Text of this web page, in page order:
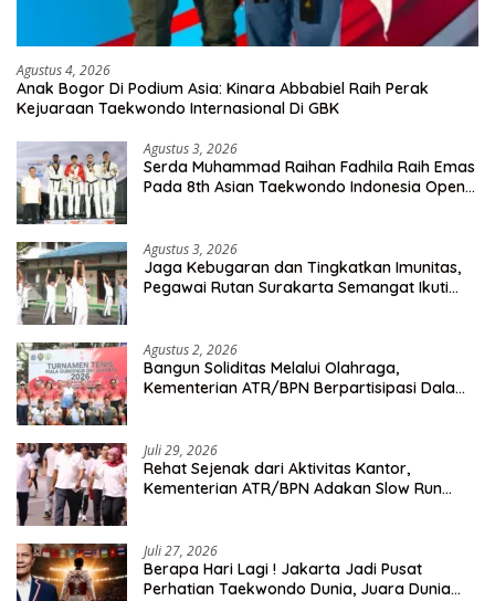
Agustus 4, 2026
Anak Bogor Di Podium Asia: Kinara Abbabiel Raih Perak
Kejuaraan Taekwondo Internasional Di GBK
Agustus 3, 2026
Serda Muhammad Raihan Fadhila Raih Emas
Pada 8th Asian Taekwondo Indonesia Open
Agustus 3, 2026
Jaga Kebugaran dan Tingkatkan Imunitas,
Pegawai Rutan Surakarta Semangat Ikuti
Agustus 2, 2026
Bangun Soliditas Melalui Olahraga,
Kementerian ATR/BPN Berpartisipasi Dalam
Juli 29, 2026
Rehat Sejenak dari Aktivitas Kantor,
Kementerian ATR/BPN Adakan Slow Run
Juli 27, 2026
Berapa Hari Lagi ! Jakarta Jadi Pusat
Perhatian Taekwondo Dunia, Juara Dunia